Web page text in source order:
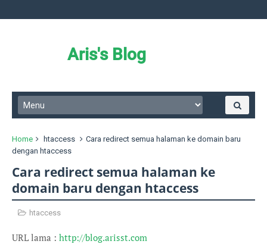
Aris's Blog
Home htaccess
Cara redirect semua halaman ke domain baru
dengan htaccess
Cara redirect semua halaman ke
domain baru dengan htaccess
htaccess
URL lama : http://blog.arisst.com